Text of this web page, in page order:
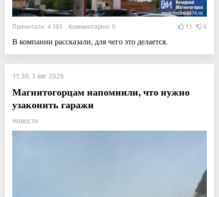
Прочитали: 4 385 Комментарии: 0 13 6
В компании рассказали, для чего это делается.
11:30, 3 авг 2026
Магнитогорцам напомнили, что нужно
узаконить гаражи
Новости